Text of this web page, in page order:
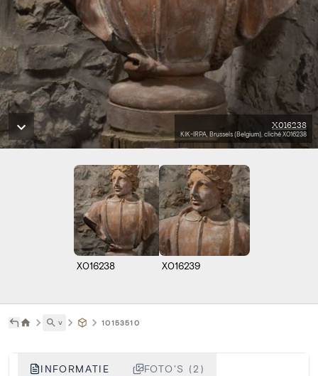
X016238
KIK-IRPA, Brussels (Belgium), cliché X016238
X016238 X016239
˅ 10153510
INFORMATIE FOTO'S (2)